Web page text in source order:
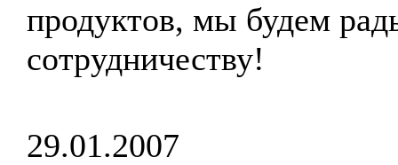
продуктов, мы будем
сотрудничеству!
29.01.2007